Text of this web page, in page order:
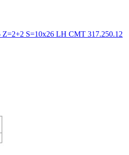
Z=2+2 S=10x26 LH CMT 317.250.12